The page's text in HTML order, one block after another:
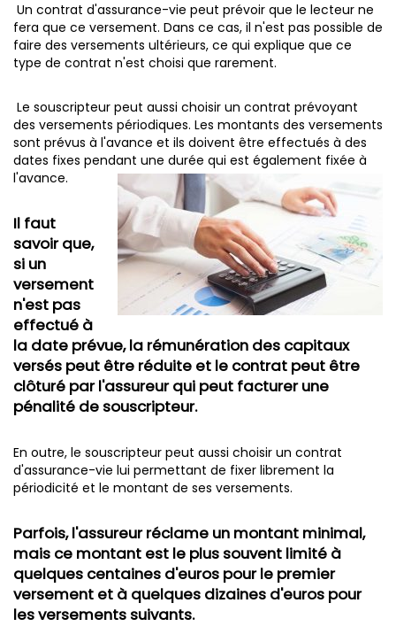
Un contrat d'assurance-vie peut prévoir que le lecteur ne
fera que ce versement. Dans ce cas, il n'est pas possible de
faire des versements ultérieurs, ce qui explique que ce
type de contrat n'est choisi que rarement.
Le souscripteur peut aussi choisir un contrat prévoyant
des versements périodiques. Les montants des versements
sont prévus à l'avance et ils doivent être effectués à des
dates fixes pendant une durée qui est également fixée à
l'avance.
Il faut
savoir que,
si un
versement
n'est pas
effectué à
la date prévue, la rémunération des capitaux
versés peut être réduite et le contrat peut être
clôturé par l'assureur qui peut facturer une
pénalité de souscripteur.
En outre, le souscripteur peut aussi choisir un contrat
d'assurance-vie lui permettant de fixer librement la
périodicité et le montant de ses versements.
Parfois, l'assureur réclame un montant minimal,
mais ce montant est le plus souvent limité à
quelques centaines d'euros pour le premier
versement et à quelques dizaines d'euros pour
les versements suivants.